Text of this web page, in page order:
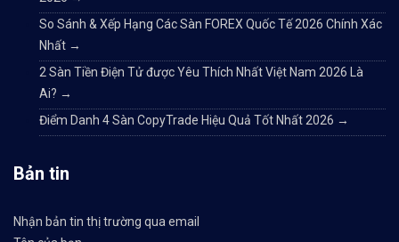
So Sánh & Xếp Hạng Các Sàn FOREX Quốc Tế 2026 Chính Xác
Nhất →
2 Sàn Tiền Điện Tử được Yêu Thích Nhất Việt Nam 2026 Là
Ai? →
Điểm Danh 4 Sàn CopyTrade Hiệu Quả Tốt Nhất 2026 →
Bản tin
Nhận bản tin thị trường qua email